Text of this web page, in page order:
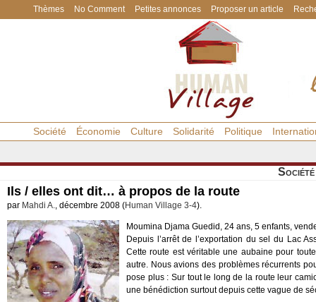
Thèmes No Comment Petites annonces Proposer un article
Société Économie Culture Solidarité Politique
Société
Ils / elles ont dit… à propos de la route
par Mahdi A., décembre 2008 (Human Village 3-4).
Moumina Djama Guedid, 24 ans, 5 enfants,
Depuis l’arrêt de l’exportation du sel du Lac
Cette route est véritable une aubaine pour
autre. Nous avions des problèmes récurrents
pose plus : Sur tout le long de la route leur
une bénédiction surtout depuis cette vague de